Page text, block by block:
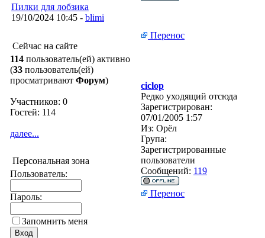
Пилки для лобзика
19/10/2024 10:45 - blimi
Сейчас на сайте
114 пользователь(ей) активно
(33 пользователь(ей)
просматривают Форум)
Участников: 0
Гостей: 114
далее...
Персональная зона
Пользователь:
Пароль:
Запомнить меня
Перенос
ciclop
Редко уходящий отсюда
Зарегистрирован:
07/01/2005 1:57
Из: Орёл
Група:
Зарегистрированные
пользователи
Сообщений: 119
Перенос